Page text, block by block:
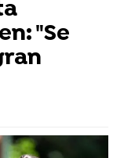
"Se